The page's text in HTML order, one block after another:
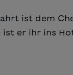
ist dem
ist er ihr ins